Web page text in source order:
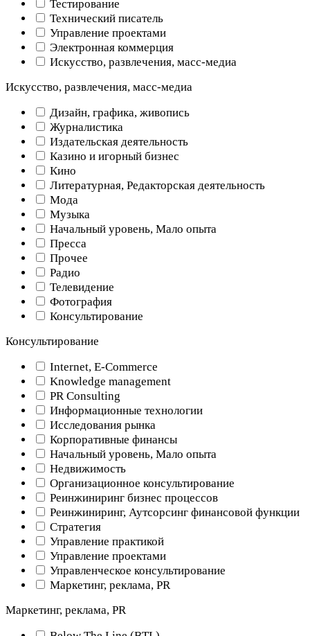
Тестирование
Технический писатель
Управление проектами
Электронная коммерция
Искусство, развлечения, масс-медиа
Искусство, развлечения, масс-медиа
Дизайн, графика, живопись
Журналистика
Издательская деятельность
Казино и игорный бизнес
Кино
Литературная, Редакторская деятельность
Мода
Музыка
Начальный уровень, Мало опыта
Пресса
Прочее
Радио
Телевидение
Фотография
Консультирование
Консультирование
Internet, E-Commerce
Knowledge management
PR Consulting
Информационные технологии
Исследования рынка
Корпоративные финансы
Начальный уровень, Мало опыта
Недвижимость
Организационное консультирование
Реинжиниринг бизнес процессов
Реинжиниринг, Аутсорсинг финансовой функции
Стратегия
Управление практикой
Управление проектами
Управленческое консультирование
Маркетинг, реклама, PR
Маркетинг, реклама, PR